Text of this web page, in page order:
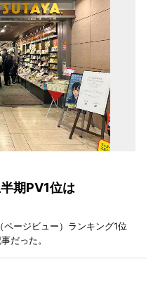
期PV1位は
ージビュー）ランキング1位
だった。